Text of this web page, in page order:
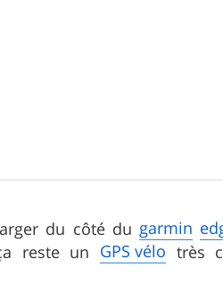
du côté du garmin
reste un GPS vélo très